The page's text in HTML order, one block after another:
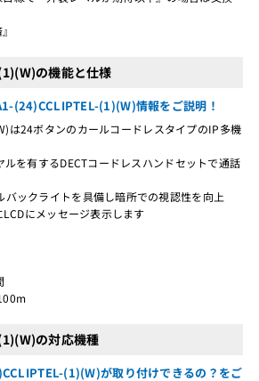
の機能と仕様
(24)CCLIPTEL-(1)(W)情報をご説明！
は24ボタンのカールコードレスタイプのIP多機
を有するDECTコードレスハンドセットで通話
バックライトを具備し暗所での視認性を向上
にメッセージ表示します
の対応機種
(1)(W)が取り付けできるの？をご